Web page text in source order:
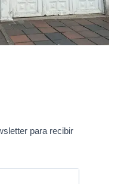
para recibir